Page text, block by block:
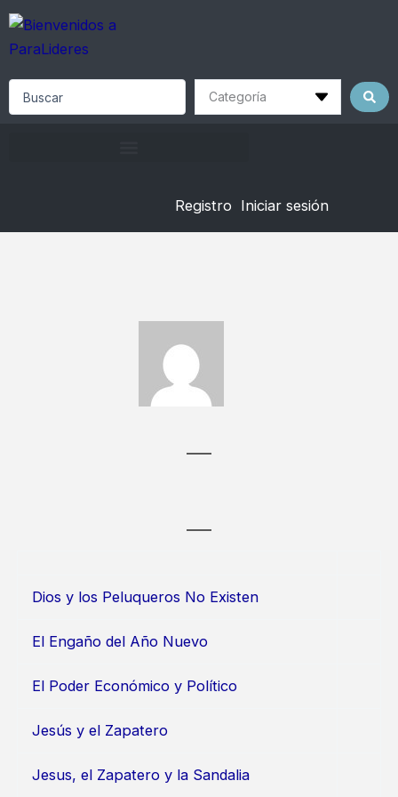
Skip
content
Registro Iniciar sesión
Dios y los Peluqueros No Existen
El Engaño del Año Nuevo
El Poder Económico y Político
Jesús y el Zapatero
Jesus, el Zapatero y la Sandalia